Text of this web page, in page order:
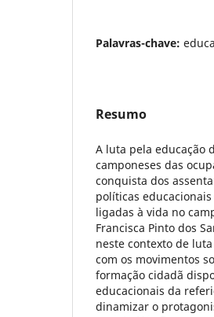
Palavras-chave:
Resumo
A luta pela educação
camponeses das
conquista dos
políticas
ligadas à vida no
Francisca Pinto dos
neste contexto de
com os movimentos
formação cidadã
educacionais da
dinamizar o